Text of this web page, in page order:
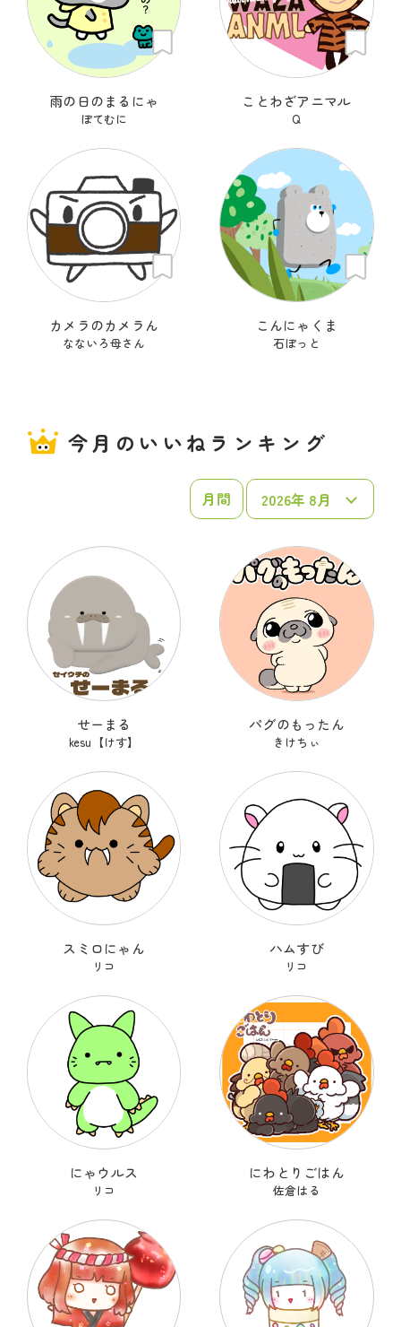
雨の日のまるにゃ
ぽてむに
ことわざアニマル
Q
カメラのカメラん
なないろ母さん
こんにゃくま
石ぽっと
今月のいいねランキング
月間
せーまる
kesu【けす】
パグのもったん
きけちぃ
スミロにゃん
リコ
ハムすび
リコ
にゃウルス
リコ
にわとりごはん
佐倉はる